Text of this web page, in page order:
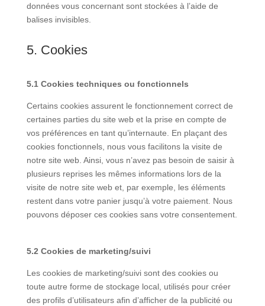
données vous concernant sont stockées à l’aide de
balises invisibles.
5. Cookies
5.1 Cookies techniques ou fonctionnels
Certains cookies assurent le fonctionnement correct de
certaines parties du site web et la prise en compte de
vos préférences en tant qu’internaute. En plaçant des
cookies fonctionnels, nous vous facilitons la visite de
notre site web. Ainsi, vous n’avez pas besoin de saisir à
plusieurs reprises les mêmes informations lors de la
visite de notre site web et, par exemple, les éléments
restent dans votre panier jusqu’à votre paiement. Nous
pouvons déposer ces cookies sans votre consentement.
5.2 Cookies de marketing/suivi
Les cookies de marketing/suivi sont des cookies ou
toute autre forme de stockage local, utilisés pour créer
des profils d’utilisateurs afin d’afficher de la publicité ou